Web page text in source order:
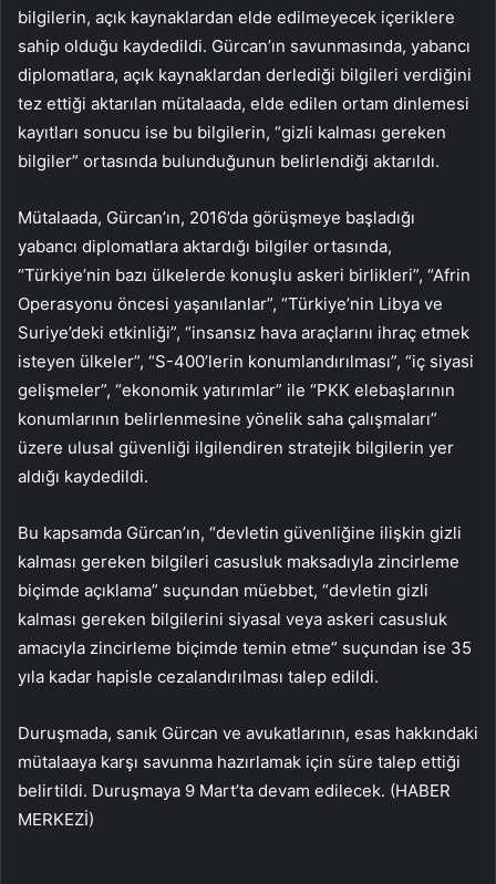
bilgilerin, açık kaynaklardan elde edilmeyecek içeriklere
sahip olduğu kaydedildi. Gürcan’ın savunmasında, yabancı
diplomatlara, açık kaynaklardan derlediği bilgileri verdiğini
tez ettiği aktarılan mütalaada, elde edilen ortam dinlemesi
kayıtları sonucu ise bu bilgilerin, “gizli kalması gereken
bilgiler” ortasında bulunduğunun belirlendiği aktarıldı.
Mütalaada, Gürcan’ın, 2016’da görüşmeye başladığı
yabancı diplomatlara aktardığı bilgiler ortasında,
“Türkiye’nin bazı ülkelerde konuşlu askeri birlikleri”, “Afrin
Operasyonu öncesi yaşanılanlar”, “Türkiye’nin Libya ve
Suriye’deki etkinliği”, “insansız hava araçlarını ihraç etmek
isteyen ülkeler”, “S-400’lerin konumlandırılması”, “iç siyasi
gelişmeler”, “ekonomik yatırımlar” ile “PKK elebaşlarının
konumlarının belirlenmesine yönelik saha çalışmaları”
üzere ulusal güvenliği ilgilendiren stratejik bilgilerin yer
aldığı kaydedildi.
Bu kapsamda Gürcan’ın, “devletin güvenliğine ilişkin gizli
kalması gereken bilgileri casusluk maksadıyla zincirleme
biçimde açıklama” suçundan müebbet, “devletin gizli
kalması gereken bilgilerini siyasal veya askeri casusluk
amacıyla zincirleme biçimde temin etme” suçundan ise 35
yıla kadar hapisle cezalandırılması talep edildi.
Duruşmada, sanık Gürcan ve avukatlarının, esas hakkındaki
mütalaaya karşı savunma hazırlamak için süre talep ettiği
belirtildi. Duruşmaya 9 Mart’ta devam edilecek. (HABER
MERKEZİ)